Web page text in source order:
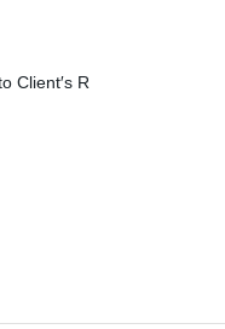
Client′s R